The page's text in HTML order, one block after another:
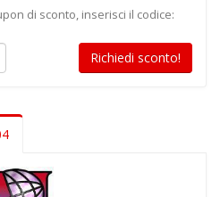
di sconto, inserisci il codice: